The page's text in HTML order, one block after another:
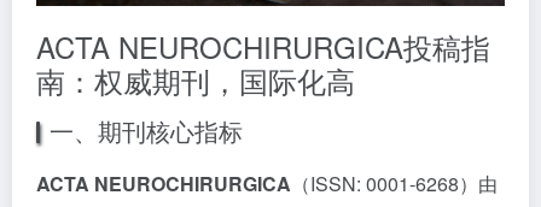
ACTA NEUROCHIRURGICA投稿指
南：权威期刊，国际化高
一、期刊核心指标
ACTA NEUROCHIRURGICA （ISSN: 0001-6268）由